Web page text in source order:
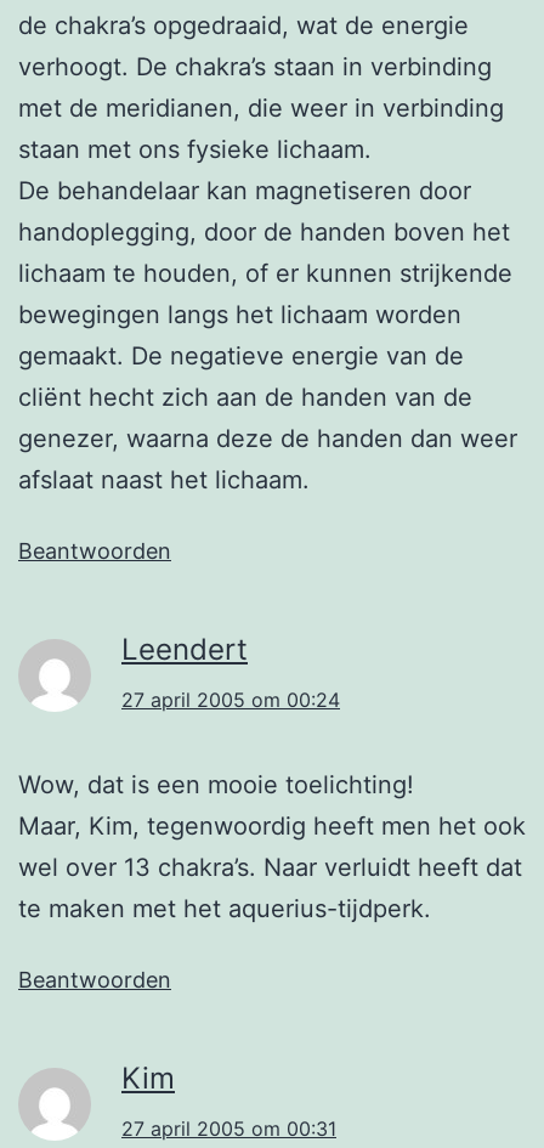
de chakra’s opgedraaid, wat de energie
verhoogt. De chakra’s staan in verbinding
met de meridianen, die weer in verbinding
staan met ons fysieke lichaam.
De behandelaar kan magnetiseren door
handoplegging, door de handen boven het
lichaam te houden, of er kunnen strijkende
bewegingen langs het lichaam worden
gemaakt. De negatieve energie van de
cliënt hecht zich aan de handen van de
genezer, waarna deze de handen dan weer
afslaat naast het lichaam.
Beantwoorden
Leendert
27 april 2005 om 00:24
Wow, dat is een mooie toelichting!
Maar, Kim, tegenwoordig heeft men het ook
wel over 13 chakra’s. Naar verluidt heeft dat
te maken met het aquerius-tijdperk.
Beantwoorden
Kim
27 april 2005 om 00:31